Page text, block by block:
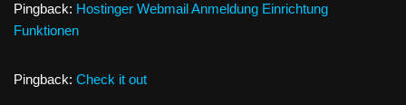
Pingback: Hostinger Webmail Anmeldung Einrichtung
Funktionen
Pingback: Check it out